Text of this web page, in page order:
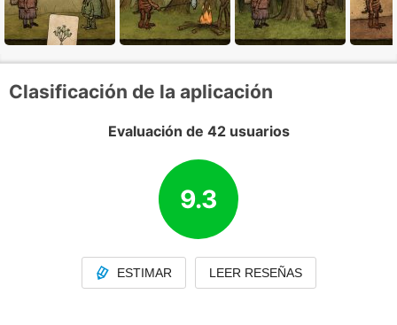
Clasificación de la aplicación
Evaluación de 42 usuarios
9.3
ESTIMAR LEER RESEÑAS